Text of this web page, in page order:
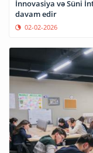
⁠İnnovasiya və Süni
davam edir
02-02-2026